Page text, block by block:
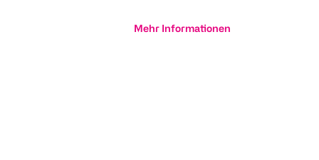
Mehr Informationen